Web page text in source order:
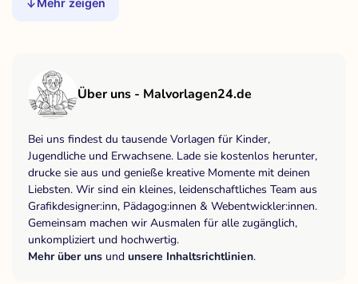
Mehr zeigen
Über uns - Malvorlagen24.de
Bei uns findest du tausende Vorlagen für Kinder,
Jugendliche und Erwachsene. Lade sie kostenlos herunter,
drucke sie aus und genieße kreative Momente mit deinen
Liebsten. Wir sind ein kleines, leidenschaftliches Team aus
Grafikdesigner:inn, Pädagog:innen & Webentwickler:innen.
Gemeinsam machen wir Ausmalen für alle zugänglich,
unkompliziert und hochwertig.
Mehr über uns und unsere Inhaltsrichtlinien.